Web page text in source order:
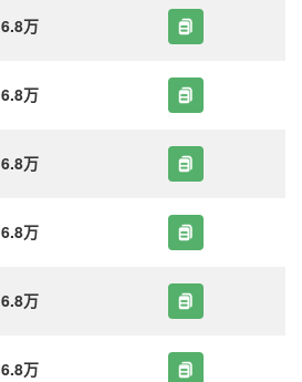
6.8万
6.8万
6.8万
6.8万
6.8万
6.8万